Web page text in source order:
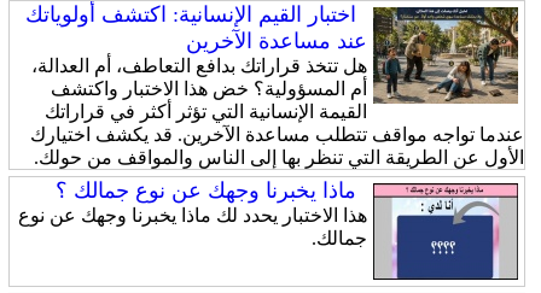
اختبار القيم الإنسانية: اكتشف أولوياتك
عند مساعدة الآخرين
هل تتخذ قراراتك بدافع التعاطف، أم العدالة،
أم المسؤولية؟ خض هذا الاختبار واكتشف
القيمة الإنسانية التي تؤثر أكثر في قراراتك
عندما تواجه مواقف تتطلب مساعدة الآخرين. قد يكشف اختيارك
الأول عن الطريقة التي تنظر بها إلى الناس والمواقف من حولك.
ماذا يخبرنا وجهك عن نوع جمالك ؟
هذا الاختبار يحدد لك ماذا يخبرنا وجهك عن نوع
جمالك.